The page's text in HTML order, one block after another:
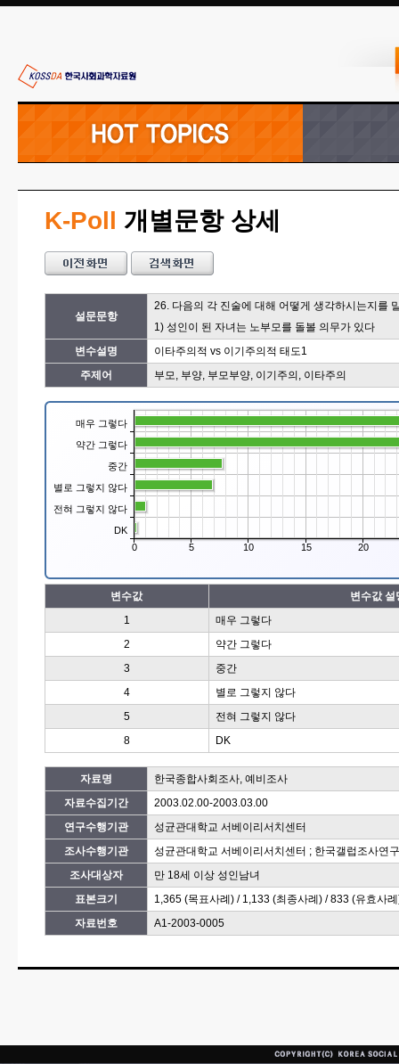
K-Poll 개별문항 상세
설문문항
26. 다음의 각 진술에 대해 어떻게 생각하시는지를
1) 성인이 된 자녀는 노부모를 돌볼 의무가 있다
변수설명
이타주의적 vs 이기주의적 태도1
주제어
부모, 부양, 부모부양, 이기주의, 이타주의
매우 그렇다
약간 그렇다
중간
별로 그렇지 않다
전혀 그렇지 않다
DK
0 5 10 15 20
변수값
변수값 설
1
매우 그렇다
2
약간 그렇다
3
중간
4
별로 그렇지 않다
5
전혀 그렇지 않다
8
DK
자료명
한국종합사회조사, 예비조사
자료수집기간
2003.02.00-2003.03.00
연구수행기관
성균관대학교 서베이리서치센터
조사수행기관
성균관대학교 서베이리서치센터 ; 한국갤럽조사연
조사대상자
만 18세 이상 성인남녀
표본크기
1,365 (목표사례) / 1,133 (최종사례) / 833 (유효사
자료번호
A1-2003-0005